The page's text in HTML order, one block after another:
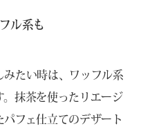
ル系も
みたい時は、ワッフル系
抹茶を使ったリエージ
フェ仕立てのデザート